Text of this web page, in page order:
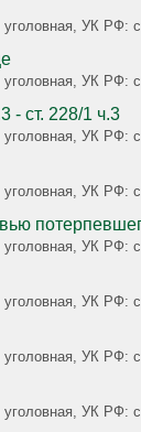
уголовная, УК
уголовная, УК
- ст. 228/1 ч.3
уголовная, УК
уголовная, УК
уголовная, УК
уголовная, УК
уголовная, УК
уголовная, УК